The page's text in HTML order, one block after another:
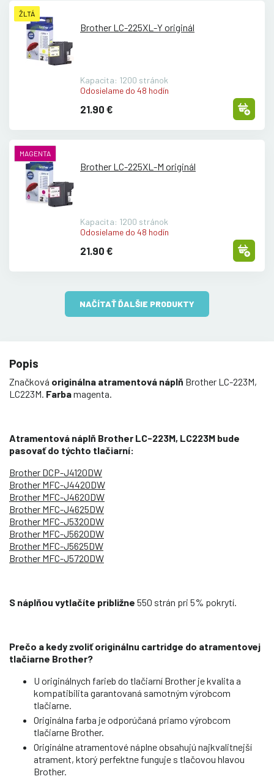
ŽLTÁ
Brother LC-225XL-Y originál
Kapacita: 1200 stránok
Odosielame do 48 hodín
21.90 €
MAGENTA
Brother LC-225XL-M originál
Kapacita: 1200 stránok
Odosielame do 48 hodín
21.90 €
NAČÍTAŤ ĎALŠIE PRODUKTY
Popis
Značková originálna atramentová náplň Brother LC-223M,
LC223M. Farbamagenta.
Atramentová náplň Brother LC-223M, LC223M bude
pasovať do týchto tlačiarní:
Brother DCP-J4120DW
Brother MFC-J4420DW
Brother MFC-J4620DW
Brother MFC-J4625DW
Brother MFC-J5320DW
Brother MFC-J5620DW
Brother MFC-J5625DW
Brother MFC-J5720DW
S náplňou vytlačíte približne 550 strán pri 5% pokrytí.
Prečo a kedy zvoliť originálnu cartridge do atramentovej
tlačiarne Brother?
U originálnych farieb do tlačiarní Brother je kvalita a
kompatibilita garantovaná samotným výrobcom
tlačiarne.
Originálna farba je odporúčaná priamo výrobcom
tlačiarne Brother.
Originálne atramentové náplne obsahujú najkvalitnejší
atrament, ktorý perfektne funguje s tlačovou hlavou
Brother.